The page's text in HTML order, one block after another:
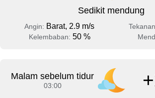
Sedikit mendung
Angin: Barat, 2.9 m/s
Kelembaban: 50 %
Malam sebelum tidur
03:00